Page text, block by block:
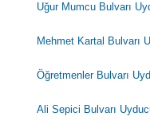
Uğur Mumcu Bulvarı
Mehmet Kartal Bulvarı
Öğretmenler Bulvarı
Ali Sepici Bulvarı